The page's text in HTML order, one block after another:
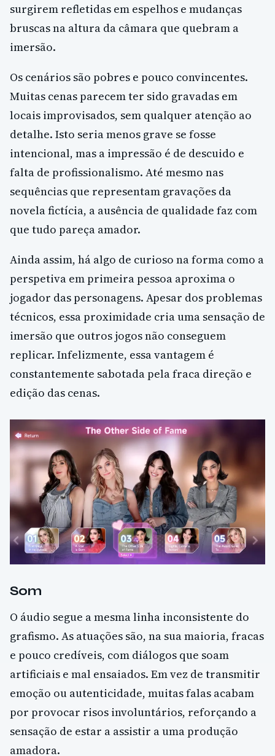
surgirem refletidas em espelhos e mudanças
bruscas na altura da câmara que quebram a
imersão.
Os cenários são pobres e pouco convincentes.
Muitas cenas parecem ter sido gravadas em
locais improvisados, sem qualquer atenção ao
detalhe. Isto seria menos grave se fosse
intencional, mas a impressão é de descuido e
falta de profissionalismo. Até mesmo nas
sequências que representam gravações da
novela fictícia, a ausência de qualidade faz com
que tudo pareça amador.
Ainda assim, há algo de curioso na forma como a
perspetiva em primeira pessoa aproxima o
jogador das personagens. Apesar dos problemas
técnicos, essa proximidade cria uma sensação de
imersão que outros jogos não conseguem
replicar. Infelizmente, essa vantagem é
constantemente sabotada pela fraca direção e
edição das cenas.
Som
O áudio segue a mesma linha inconsistente do
grafismo. As atuações são, na sua maioria, fracas
e pouco credíveis, com diálogos que soam
artificiais e mal ensaiados. Em vez de transmitir
emoção ou autenticidade, muitas falas acabam
por provocar risos involuntários, reforçando a
sensação de estar a assistir a uma produção
amadora.